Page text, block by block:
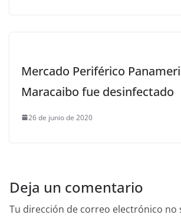
Mercado Periférico
Maracaibo fue desinfectado
26 de junio de 2020
Deja un comentario
Tu dirección de correo electrónico no